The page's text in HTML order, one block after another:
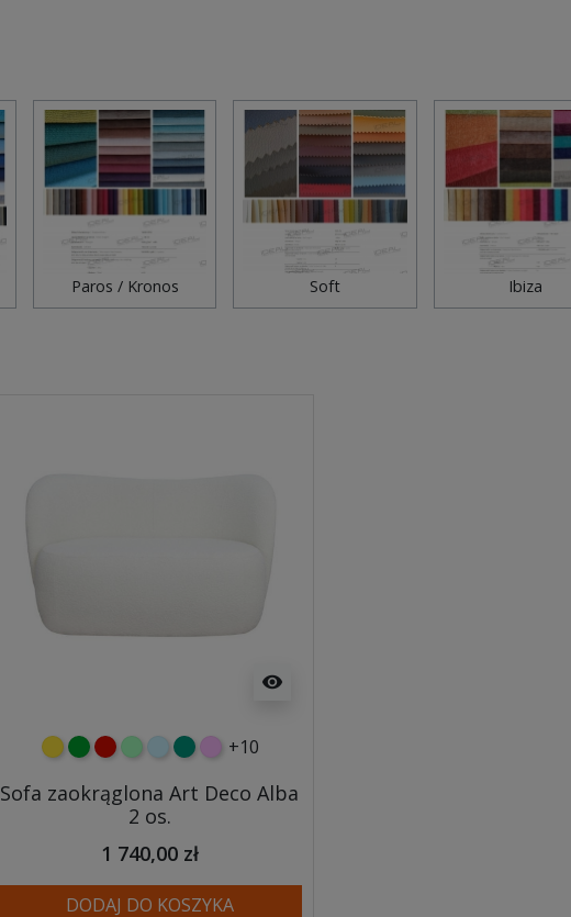
Paros / Kronos Soft Ibiza
visibility
żółtyzielonyczerwony
miętowy
błękitnyturkusowy
różowy
+10
Sofa zaokrąglona Art Deco Alba
2 os.
1 740,00 zł
DODAJ DO KOSZYKA